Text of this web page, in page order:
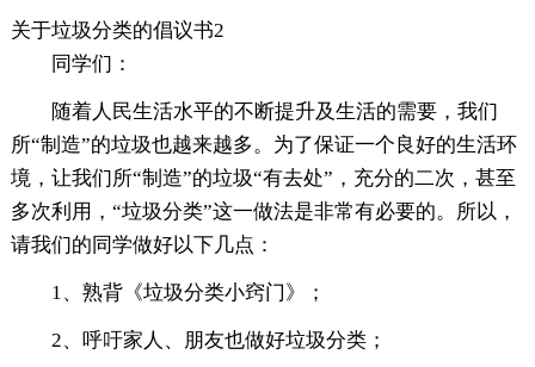
关于垃圾分类的倡议书2
同学们：
随着人民生活水平的不断提升及生活的需要，我们
所“制造”的垃圾也越来越多。为了保证一个良好的生活环
境，让我们所“制造”的垃圾“有去处”，充分的二次，甚至
多次利用，“垃圾分类”这一做法是非常有必要的。所以，
请我们的同学做好以下几点：
1、熟背《垃圾分类小窍门》；
2、呼吁家人、朋友也做好垃圾分类；